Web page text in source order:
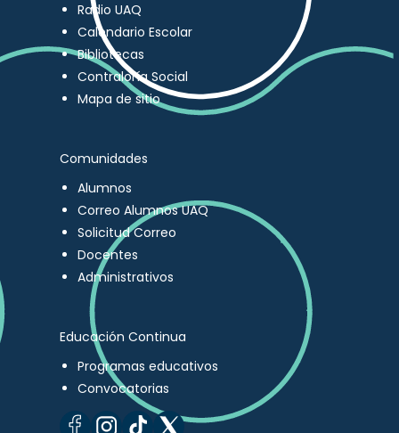
Radio UAQ
Calendario Escolar
Bibliotecas
Contraloría Social
Mapa de sitio
Comunidades
Alumnos
Correo Alumnos UAQ
Solicitud Correo
Docentes
Administrativos
Educación Continua
Programas educativos
Convocatorias